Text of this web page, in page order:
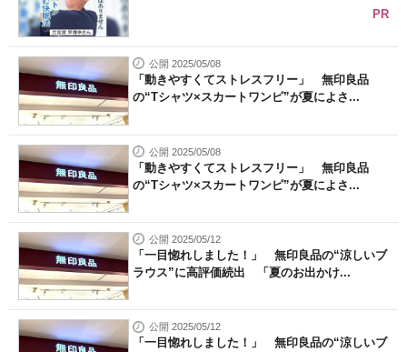
PR
公開 2025/05/08
「動きやすくてストレスフリー」 無印良品
の“Tシャツ×スカートワンピ”が夏によさ...
公開 2025/05/08
「動きやすくてストレスフリー」 無印良品
の“Tシャツ×スカートワンピ”が夏によさ...
公開 2025/05/12
「一目惚れしました！」 無印良品の“涼しいブ
ラウス”に高評価続出 「夏のお出かけ...
公開 2025/05/12
「一目惚れしました！」 無印良品の“涼しいブ